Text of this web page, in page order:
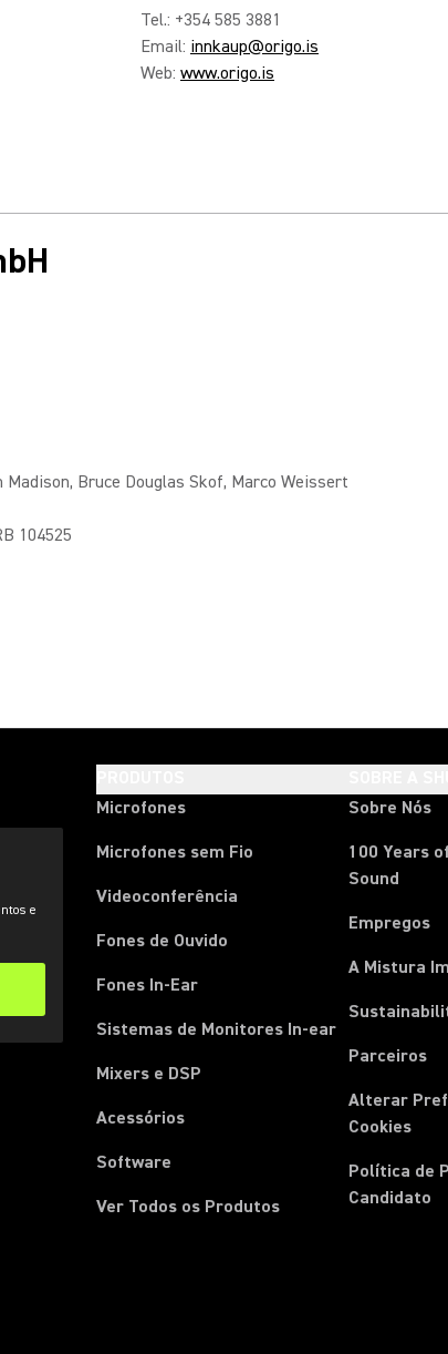
Tel.: +354 585 3881
Email: innkaup@origo.is
Web: www.origo.is
Bruce Douglas Skof, Marco Weissert
104525
e
Microfones
Microfones sem Fio
Videoconferência
Fones de Ouvido
Fones In-Ear
Sistemas de Monitores In-ear
Mixers e DSP
Acessórios
Software
Ver Todos os Produtos
Sobre Nós
100 Years
Sound
Empregos
A Mistura
Parceiros
Alterar
Cookies
Política de
Candidato